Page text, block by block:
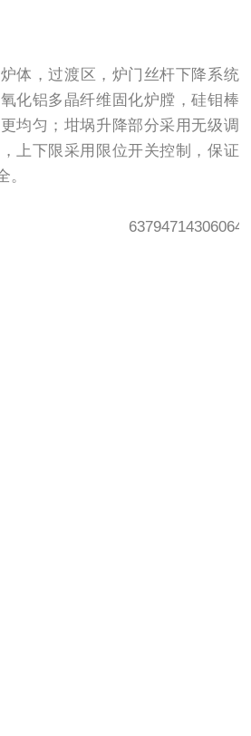
体，过渡区，炉门丝杆下降系统
化铝多晶纤维固化炉膛，硅钼棒
均匀；坩埚升降部分采用无级调
上下限采用限位开关控制，保证
。